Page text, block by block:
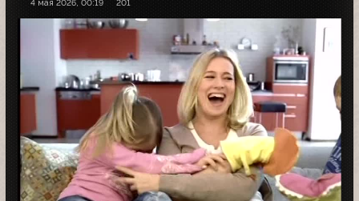
4 мая 2026, 00:19 201